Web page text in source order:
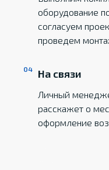
оборудование
согласуем
проведем
На связи
Личный
расскажет о
оформление